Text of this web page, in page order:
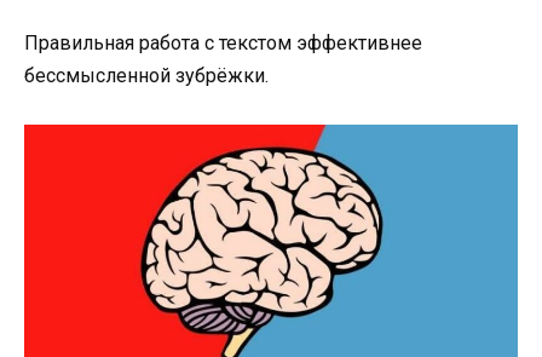
Правильная работа с текстом эффективнее
бессмысленной зубрёжки.